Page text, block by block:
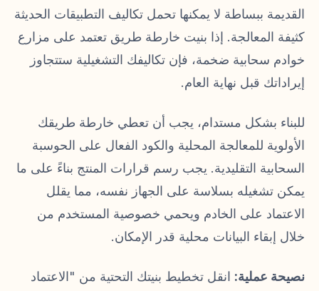
القديمة ببساطة لا يمكنها تحمل تكاليف التطبيقات الحديثة
كثيفة المعالجة. إذا بنيت خارطة طريق تعتمد على مزارع
خوادم سحابية ضخمة، فإن تكاليفك التشغيلية ستتجاوز
إيراداتك قبل نهاية العام.
للبناء بشكل مستدام، يجب أن تعطي خارطة طريقك
الأولوية للمعالجة المحلية والكود الفعال على الحوسبة
السحابية التقليدية. يجب رسم قرارات المنتج بناءً على ما
يمكن تشغيله بسلاسة على الجهاز نفسه، مما يقلل
الاعتماد على الخادم ويحمي خصوصية المستخدم من
خلال إبقاء البيانات محلية قدر الإمكان.
نصيحة عملية: انقل تخطيط بنيتك التحتية من "الاعتماد